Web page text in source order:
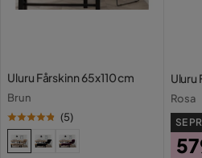
Uluru Fårskinn 65x110 cm
Brun
(5)
Uluru
Rosa
SE